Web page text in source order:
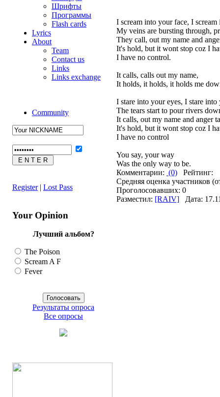
Шрифты
Программы
Flash cards
Lyrics
About
Team
Contact us
Links
Links exchange
Community
Register| Lost Pass
Your Opinion
Лучший альбом?
The Poison
Scream A F
Fever
Результаты опроса
Все опросы
I scream into your face, I
My veins are bursting through,
They call, out my name and
It's hold, but it wont stop coz I
I have no control.
It calls, calls out my name,
It holds, it holds, it holds me
I stare into your eyes, I stare
The tears start to pour rivers
It calls, out my name and anger
It's hold, but it wont stop coz I
I have no control
You say, your way
Was the only way to be.
Комментарии: (0) Рейтинг:
Средняя оценка участников
Проголосовавших: 0
Разместил: [RAIV] Дата: